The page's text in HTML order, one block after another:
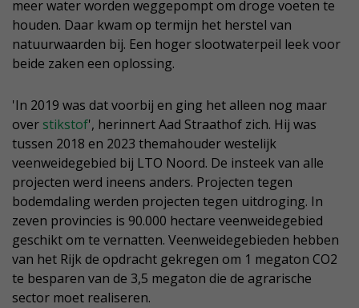
meer water worden weggepompt om droge voeten te
houden. Daar kwam op termijn het herstel van
natuurwaarden bij. Een hoger slootwaterpeil leek voor
beide zaken een oplossing.
'In 2019 was dat voorbij en ging het alleen nog maar
over stikstof', herinnert Aad Straathof zich. Hij was
tussen 2018 en 2023 themahouder westelijk
veenweidegebied bij LTO Noord. De insteek van alle
projecten werd ineens anders. Projecten tegen
bodemdaling werden projecten tegen uitdroging. In
zeven provincies is 90.000 hectare veenweidegebied
geschikt om te vernatten. Veenweidegebieden hebben
van het Rijk de opdracht gekregen om 1 megaton CO2
te besparen van de 3,5 megaton die de agrarische
sector moet realiseren.